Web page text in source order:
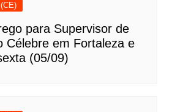
para Supervisor de
Célebre em Fortaleza e
(05/09)